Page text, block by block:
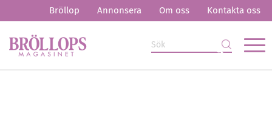
Bröllop Annonsera Om oss Kontakta oss